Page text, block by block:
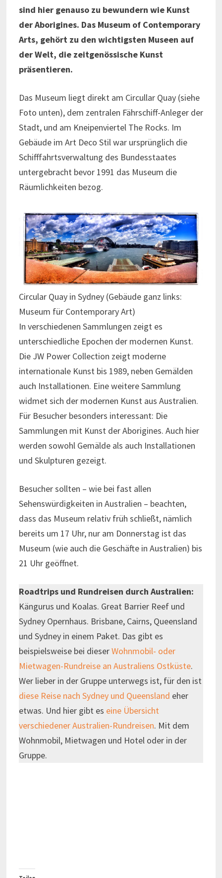
sind hier genauso zu bewundern wie Kunst
der Aborigines. Das Museum of Contemporary
Arts, gehört zu den wichtigsten Museen auf
der Welt, die zeitgenössische Kunst
präsentieren.
Das Museum liegt direkt am Circullar Quay (siehe
Foto unten), dem zentralen Fährschiff-Anleger der
Stadt, und am Kneipenviertel The Rocks. Im
Gebäude im Art Deco Stil war ursprünglich die
Schifffahrtsverwaltung des Bundesstaates
untergebracht bevor 1991 das Museum die
Räumlichkeiten bezog.
Circular Quay in Sydney (Gebäude ganz links:
Museum für Contemporary Art)
In verschiedenen Sammlungen zeigt es
unterschiedliche Epochen der modernen Kunst.
Die JW Power Collection zeigt moderne
internationale Kunst bis 1989, neben Gemälden
auch Installationen. Eine weitere Sammlung
widmet sich der modernen Kunst aus Australien.
Für Besucher besonders interessant: Die
Sammlungen mit Kunst der Aborigines. Auch hier
werden sowohl Gemälde als auch Installationen
und Skulpturen gezeigt.
Besucher sollten – wie bei fast allen
Sehenswürdigkeiten in Australien – beachten,
dass das Museum relativ früh schließt, nämlich
bereits um 17 Uhr, nur am Donnerstag ist das
Museum (wie auch die Geschäfte in Australien) bis
21 Uhr geöffnet.
Roadtrips und Rundreisen durch Australien:
Kängurus und Koalas. Great Barrier Reef und
Sydney Opernhaus. Brisbane, Cairns, Queensland
und Sydney in einem Paket. Das gibt es
beispielsweise bei dieserWohnmobil- oder
Mietwagen-Rundreise an Australiens Ostküste.
Wer lieber in der Gruppe unterwegs ist, für den ist
diese Reise nach Sydney und Queensland eher
etwas. Und hier gibt es eine Übersicht
verschiedener Australien-Rundreisen. Mit dem
Wohnmobil, Mietwagen und Hotel oder in der
Gruppe.